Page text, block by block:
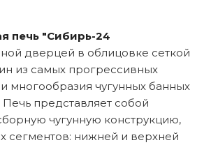
печь "Сибирь-24
дверцей в облицовке сеткой
из самых прогрессивных
многообразия чугунных банных
Печь представляет собой
чугунную конструкцию,
сегментов: нижней и верхней